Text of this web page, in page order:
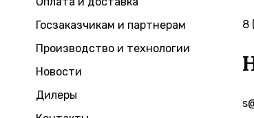
Госзаказчикам и партнерам
Производство и технологии
Новости
Дилеры
8